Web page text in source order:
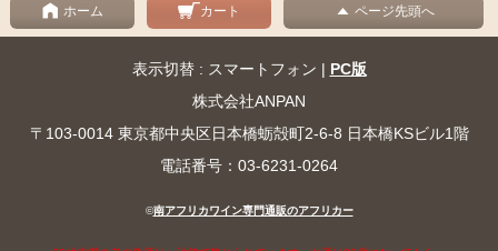
ホーム カート ページ先頭へ
表示切替 : スマートフォン | PC版
株式会社ANPAN
〒103-0014 東京都中央区日本橋蛎殻町2-6-8 日本橋KSビル1階
電話番号：03-6231-0264
©南アフリカワイン専門通販のアフリカー